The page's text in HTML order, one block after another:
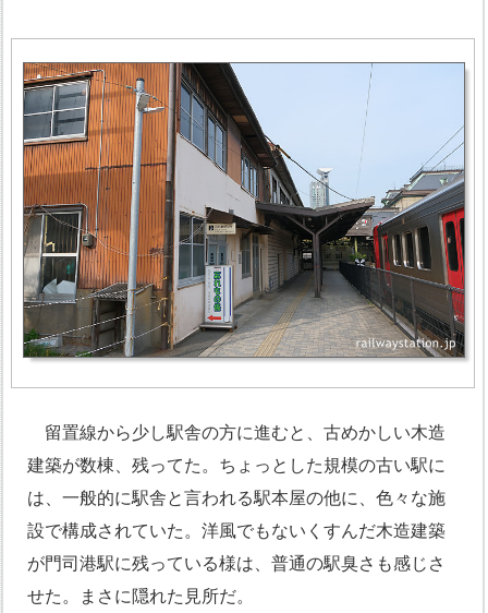
留置線から少し駅舎の方に進むと、古めかしい木造
建築が数棟、残ってた。ちょっとした規模の古い駅に
は、一般的に駅舎と言われる駅本屋の他に、色々な施
設で構成されていた。洋風でもないくすんだ木造建築
が門司港駅に残っている様は、普通の駅臭さも感じさ
せた。まさに隠れた見所だ。